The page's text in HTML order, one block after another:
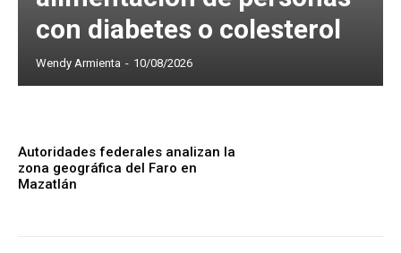
con diabetes o colesterol
Wendy Armienta - 10/08/2026
Autoridades federales analizan la
zona geográfica del Faro en
Mazatlán